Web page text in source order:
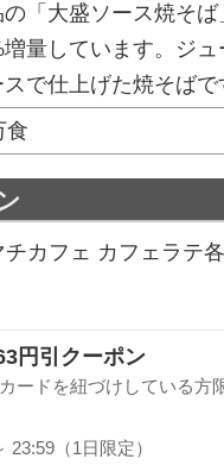
「大盛ソース焼そ
量しています。ジ
で仕上げた焼そばで
食
カフェ カフェラテ
円引クーポン
ードを紐づけしている方
（1日限定）